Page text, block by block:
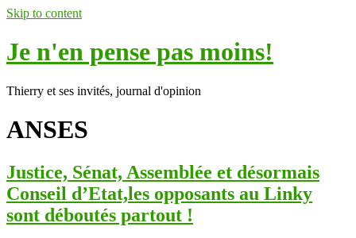
Skip to content
Je n'en pense pas moins!
Thierry et ses invités, journal d'opinion
ANSES
Justice, Sénat, Assemblée et désormais
Conseil d’Etat,les opposants au Linky
sont déboutés partout !